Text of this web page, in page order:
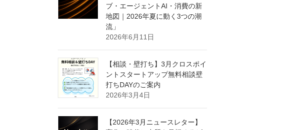
ブ・エージェントAI・消費の新
地図｜2026年夏に動く3つの潮
流」
2026年6月11日
【相談・壁打ち】3月クロスポイ
ントスタートアップ無料相談壁
打ちDAYのご案内
2026年3月4日
【2026年3月ニュースレター】